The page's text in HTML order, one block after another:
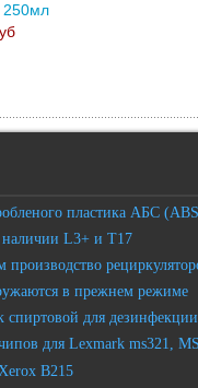
250мл
пластика АБС
L3+ и T17
производство
в прежнем режиме
спиртовой для
для Lexmark ms321,
B215